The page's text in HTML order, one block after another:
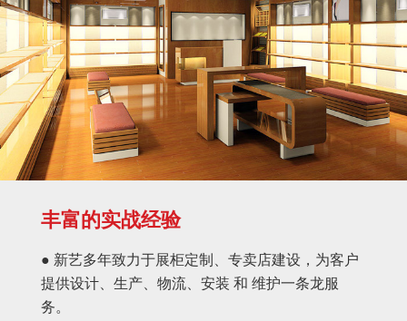
丰富的实战经验
● 新艺多年致力于展柜定制、专卖店建设，为客户
提供设计、生产、物流、安装 和 维护一条龙服
务。